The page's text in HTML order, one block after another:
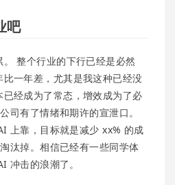
吧
整个行业的下行已经是必然
一年差，尤其是我这种已经没
经成为了常态，增效成为了必
司有了情绪和期许的宣泄口。
上靠，目标就是减少 xx% 的成
汰掉。相信已经有一些同学体
冲击的浪潮了。